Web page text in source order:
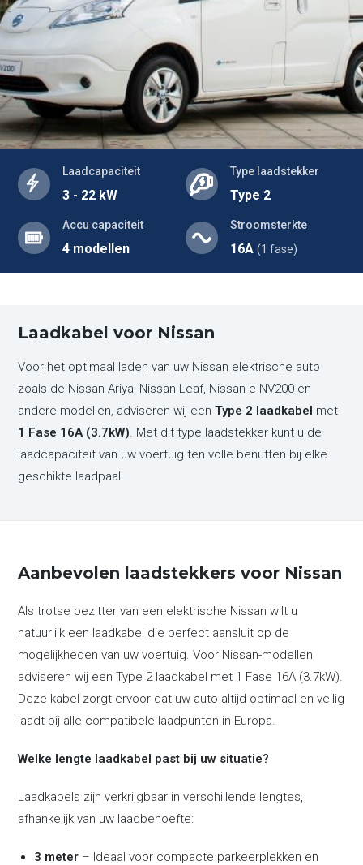
Laadcapaciteit
3 - 22 kW
Type laadstekker
Type 2
Accu capaciteit
4 modellen
Stroomsterkte
16A (1 fase)
Laadkabel voor Nissan
Voor het optimaal laden van uw Nissan elektrische auto
zoals de Nissan Ariya, Nissan Leaf, Nissan e-NV200 en
andere modellen, adviseren wij eenType 2 laadkabel met
1 Fase 16A (3.7kW). Met dit type laadstekker kunt u de
laadcapaciteit van uw voertuig ten volle benutten bij elke
geschikte laadpaal.
Aanbevolen laadstekkers voor Nissan
Als trotse bezitter van een elektrische Nissan wilt u
natuurlijk een laadkabel die perfect aansluit op de
mogelijkheden van uw voertuig. Voor Nissan-modellen
adviseren wij een Type 2 laadkabel met 1 Fase 16A (3.7kW).
Deze kabel zorgt ervoor dat uw auto altijd optimaal en veilig
laadt bij alle compatibele laadpunten in Europa.
Welke lengte laadkabel past bij uw situatie?
Laadkabels zijn verkrijgbaar in verschillende lengtes,
afhankelijk van uw laadbehoefte:
3 meter – Ideaal voor compacte parkeerplekken en